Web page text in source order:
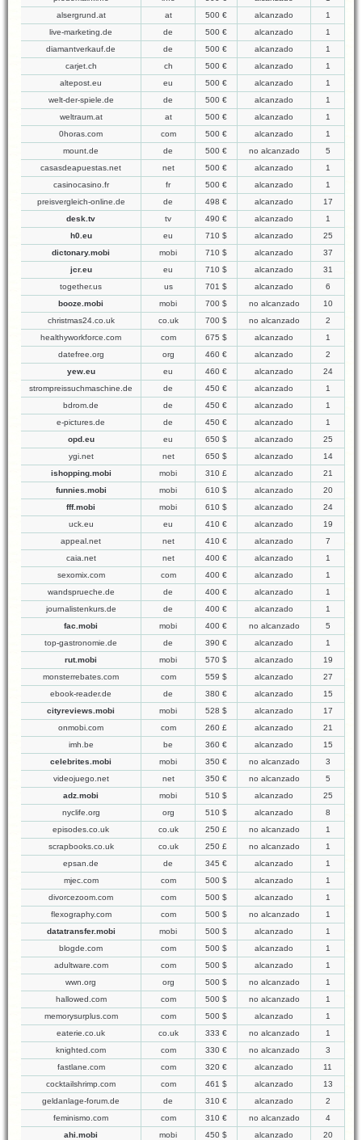
alsergrund.at
at 500 € alcanzado
1
live-marketing.de
de 500 € alcanzado
1
diamantverkauf.de
de 500 € alcanzado
1
carjet.ch
ch 500 € alcanzado
1
altepost.eu
eu 500 € alcanzado
1
welt-der-spiele.de
de 500 € alcanzado
1
weltraum.at
at 500 € alcanzado
1
0horas.com
com 500 € alcanzado
1
mount.de
de 500 € no alcanzado
5
casasdeapuestas.net
net 500 € alcanzado
1
casinocasino.fr
fr 500 € alcanzado
1
preisvergleich-online.de
de 498 € alcanzado
17
desk.tv
tv 490 € alcanzado
1
h0.eu
eu 710 $ alcanzado
25
dictonary.mobi
mobi 710 $ alcanzado
37
jcr.eu
eu 710 $ alcanzado
31
together.us
us 701 $ alcanzado
6
booze.mobi
mobi 700 $ no alcanzado
10
christmas24.co.uk
co.uk 700 $ no alcanzado
2
healthyworkforce.com
com 675 $ alcanzado
1
datefree.org
org 460 € alcanzado
2
yew.eu
eu 460 € alcanzado
24
strompreissuchmaschine.de
de 450 € alcanzado
1
bdrom.de
de 450 € alcanzado
1
e-pictures.de
de 450 € alcanzado
1
opd.eu
eu 650 $ alcanzado
25
ygi.net
net 650 $ alcanzado
14
ishopping.mobi
mobi 310 £ alcanzado
21
funnies.mobi
mobi 610 $ alcanzado
20
fff.mobi
mobi 610 $ alcanzado
24
uck.eu
eu 410 € alcanzado
19
appeal.net
net 410 € alcanzado
7
caia.net
net 400 € alcanzado
1
sexomix.com
com 400 € alcanzado
1
wandsprueche.de
de 400 € alcanzado
1
journalistenkurs.de
de 400 € alcanzado
1
fac.mobi
mobi 400 € no alcanzado
5
top-gastronomie.de
de 390 € alcanzado
1
rut.mobi
mobi 570 $ alcanzado
19
monsterrebates.com
com 559 $ alcanzado
27
ebook-reader.de
de 380 € alcanzado
15
cityreviews.mobi
mobi 528 $ alcanzado
17
onmobi.com
com 260 £ alcanzado
21
imh.be
be 360 € alcanzado
15
celebrites.mobi
mobi 350 € no alcanzado
3
videojuego.net
net 350 € no alcanzado
5
adz.mobi
mobi 510 $ alcanzado
25
nyclife.org
org 510 $ alcanzado
8
episodes.co.uk
co.uk 250 £ no alcanzado
1
scrapbooks.co.uk
co.uk 250 £ no alcanzado
1
epsan.de
de 345 € alcanzado
1
mjec.com
com 500 $ alcanzado
1
divorcezoom.com
com 500 $ alcanzado
1
flexography.com
com 500 $ no alcanzado
1
datatransfer.mobi
mobi 500 $ alcanzado
1
blogde.com
com 500 $ alcanzado
1
adultware.com
com 500 $ alcanzado
1
wwn.org
org 500 $ no alcanzado
1
hallowed.com
com 500 $ no alcanzado
1
memorysurplus.com
com 500 $ alcanzado
1
eaterie.co.uk
co.uk 333 € no alcanzado
1
knighted.com
com 330 € no alcanzado
3
fastlane.com
com 320 € alcanzado
11
cocktailshrimp.com
com 461 $ alcanzado
13
geldanlage-forum.de
de 310 € alcanzado
2
feminismo.com
com 310 € no alcanzado
4
ahi.mobi
mobi 450 $ alcanzado
20